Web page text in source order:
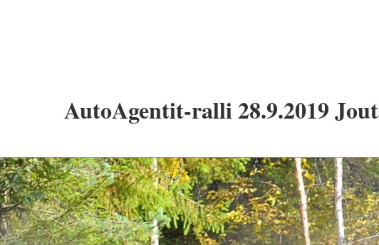
AutoAgentit-ralli 28.9.2019